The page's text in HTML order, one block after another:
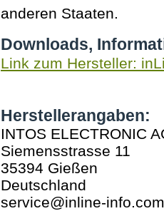
anderen Staaten.
Downloads,
Link zum Hersteller:
Herstellerangaben:
INTOS ELECTRONIC
Siemensstrasse 11
35394 Gießen
Deutschland
service@inline-info.com